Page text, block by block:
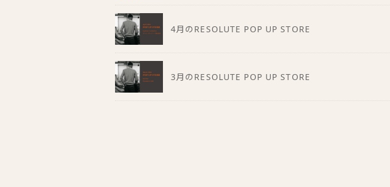
4月のRESOLUTE POP UP STORE
3月のRESOLUTE POP UP STORE